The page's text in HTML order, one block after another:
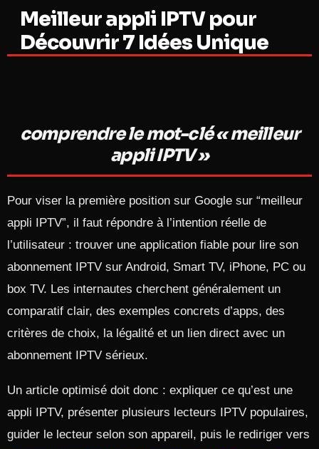
Meilleur appli IPTV pour
Découvrir 7 Idées Unique
comprendre le mot-clé « meilleur
appli IPTV »
Pour viser la première position sur Google sur “meilleur
appli IPTV”, il faut répondre à l’intention réelle de
l’utilisateur : trouver une application fiable pour lire son
abonnement IPTV sur Android, Smart TV, iPhone, PC ou
box TV. Les internautes cherchent généralement un
comparatif clair, des exemples concrets d’apps, des
critères de choix, la légalité et un lien direct avec un
abonnement IPTV sérieux.​
Un article optimisé doit donc : expliquer ce qu’est une
appli IPTV, présenter plusieurs lecteurs IPTV populaires,
guider le lecteur selon son appareil, puis le rediriger vers